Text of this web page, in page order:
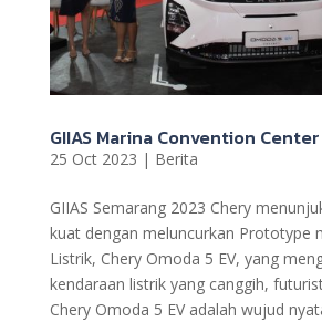
GIIAS Marina Convention
25 Oct 2023 | Berita
GIIAS Semarang 2023 Chery
kuat dengan meluncurkan Prototype
Listrik, Chery Omoda 5 EV, yang
kendaraan listrik yang canggih,
Chery Omoda 5 EV adalah wujud